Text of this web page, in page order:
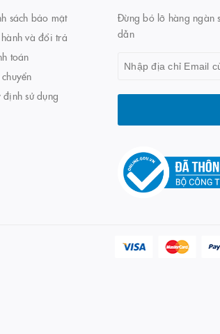
sách bảo mật
và đổi trả
toán
sử dụng
Đừng bỏ lỡ hàng ngàn
dẫn